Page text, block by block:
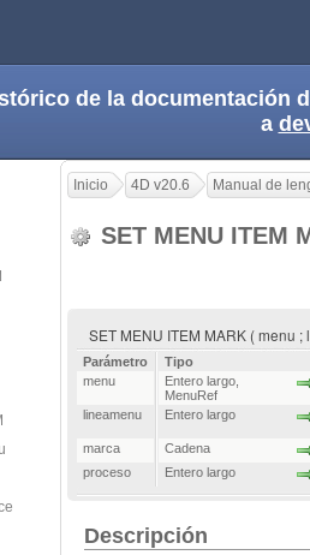
de la documentación
a
Inicio 4D v20.6 Manual de
SET MENU ITEM
SET MENU ITEM MARK ( menu
Parámetro
Tipo
menu
Entero largo
MenuRef
lineamenu
Entero largo
marca
Cadena
proceso
Entero largo
Descripción